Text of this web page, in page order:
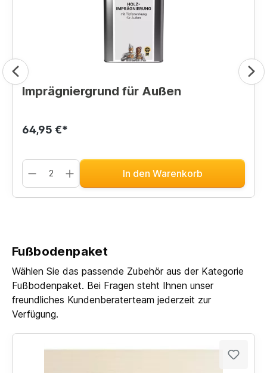
Imprägniergrund für Außen
64,95 €*
In den Warenkorb
Fußbodenpaket
Wählen Sie das passende Zubehör aus der Kategorie
Fußbodenpaket. Bei Fragen steht Ihnen unser
freundliches Kundenberaterteam jederzeit zur
Verfügung.